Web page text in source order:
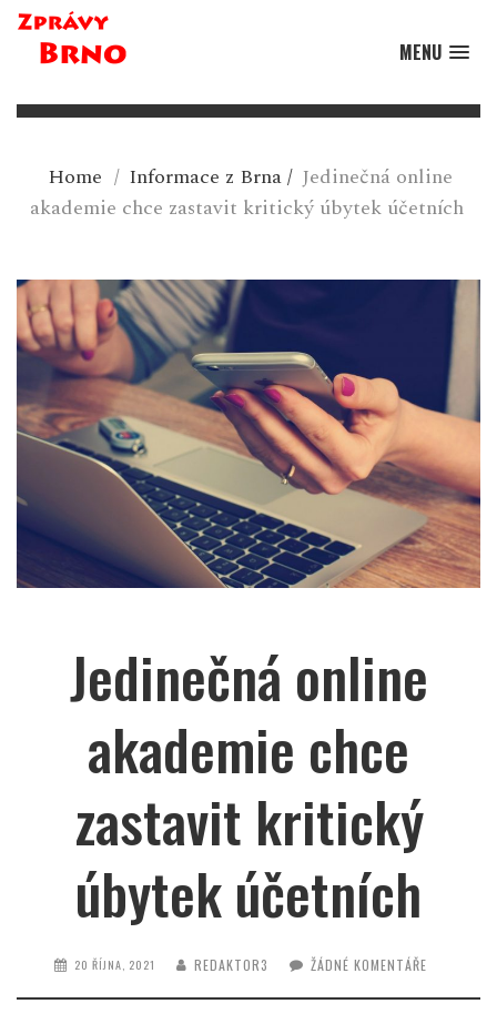
MENU
Home / Informace z Brna/ Jedinečná online
akademie chce zastavit kritický úbytek účetních
Jedinečná online
akademie chce
zastavit kritický
úbytek účetních
20 ŘÍJNA, 2021 REDAKTOR3 ŽÁDNÉ KOMENTÁŘE